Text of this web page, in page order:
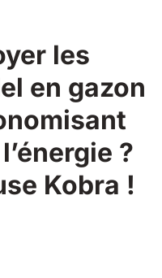
m²/h
m²/h
10200 m²/h
m²/h
les
en gazon
?
Kobra !